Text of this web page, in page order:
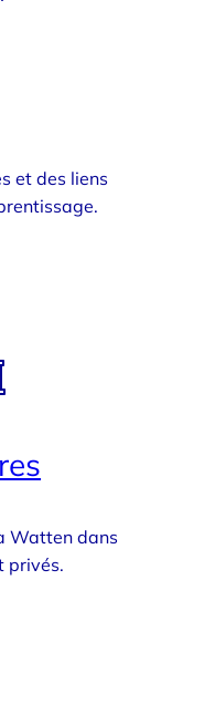
et des liens
Watten dans
privés.